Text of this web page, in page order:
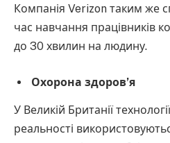
Компанія Verizon таким же
час навчання працівників
до 30 хвилин на людину.
Охорона здоров’я
У Великій Британії
реальності